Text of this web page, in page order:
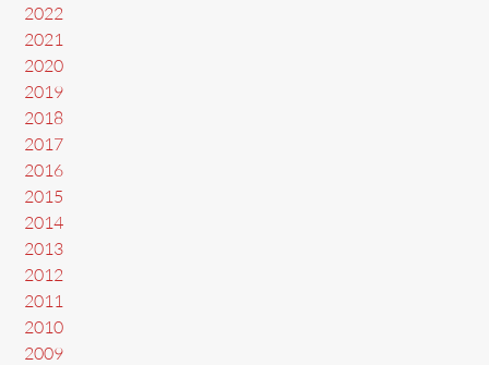
2022
2021
2020
2019
2018
2017
2016
2015
2014
2013
2012
2011
2010
2009